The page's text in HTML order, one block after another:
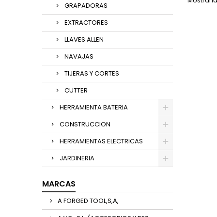
GRAPADORAS
EXTRACTORES
LLAVES ALLEN
NAVAJAS
TIJERAS Y CORTES
CUTTER
HERRAMIENTA BATERIA
CONSTRUCCION
HERRAMIENTAS ELECTRICAS
JARDINERIA
MARCAS
A FORGED TOOL,S,A,